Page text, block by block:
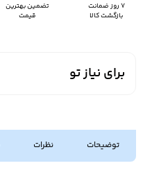
7 روز ضمانت
بازگشت کالا
تضمین بهترین
قیمت
برای نیاز تو
توضیحات نظرات